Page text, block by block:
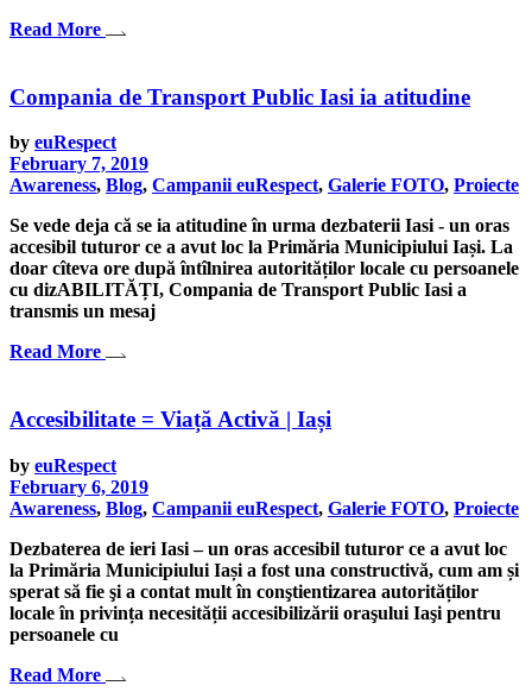
Read More
Compania de Transport Public Iasi ia atitudine
by euRespect
February 7, 2019
Awareness, Blog, Campanii euRespect, Galerie FOTO, Proiecte
Se vede deja că se ia atitudine în urma dezbaterii Iasi - un oras
accesibil tuturor ce a avut loc la Primăria Municipiului Iași. La
doar cîteva ore după întîlnirea autorităților locale cu persoanele
cu dizABILITĂȚI, Compania de Transport Public Iasi a
transmis un mesaj
Read More
Accesibilitate = Viață Activă | Iași
by euRespect
February 6, 2019
Awareness, Blog, Campanii euRespect, Galerie FOTO, Proiecte
Dezbaterea de ieri Iasi – un oras accesibil tuturor ce a avut loc
la Primăria Municipiului Iași a fost una constructivă, cum am și
sperat să fie şi a contat mult în conştientizarea autorităților
locale în privința necesității accesibilizării oraşului Iaşi pentru
persoanele cu
Read More